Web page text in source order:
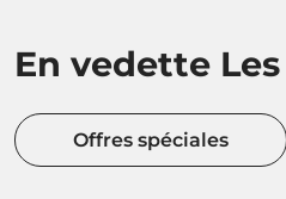
En vedette
Offres spéciales